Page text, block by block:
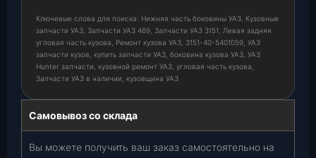
Ключевые слова для поиска: Нижняя часть боковины УАЗ, Кузовные
запчасти УАЗ, Запчасти УАЗ 469, Запчасти УАЗ 3151, Левая задняя
угловая часть кузова, Ремонт кузова УАЗ, 3151-40-5401059, УАЗ
запчасти кузов, купить запчасти УАЗ, боковина кузова УАЗ, УАЗ
Hunter запчасти, кузовной ремонт УАЗ, угловая часть кузова,
Запчасти УАЗ в наличии, кузовщина УАЗ
Самовывоз со склада
Вы можете получить ваш заказ самостоятельно на